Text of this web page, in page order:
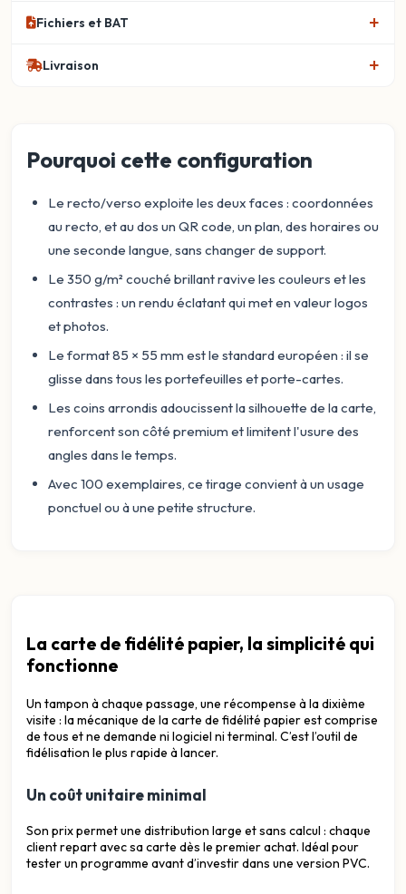
Fichiers et BAT
Livraison
Pourquoi cette configuration
Le recto/verso exploite les deux faces : coordonnées
au recto, et au dos un QR code, un plan, des horaires ou
une seconde langue, sans changer de support.
Le 350 g/m² couché brillant ravive les couleurs et les
contrastes : un rendu éclatant qui met en valeur logos
et photos.
Le format 85 × 55 mm est le standard européen : il se
glisse dans tous les portefeuilles et porte-cartes.
Les coins arrondis adoucissent la silhouette de la carte,
renforcent son côté premium et limitent l'usure des
angles dans le temps.
Avec 100 exemplaires, ce tirage convient à un usage
ponctuel ou à une petite structure.
La carte de fidélité papier, la simplicité qui
fonctionne
Un tampon à chaque passage, une récompense à la dixième
visite : la mécanique de la carte de fidélité papier est comprise
de tous et ne demande ni logiciel ni terminal. C’est l’outil de
fidélisation le plus rapide à lancer.
Un coût unitaire minimal
Son prix permet une distribution large et sans calcul : chaque
client repart avec sa carte dès le premier achat. Idéal pour
tester un programme avant d’investir dans une version PVC.